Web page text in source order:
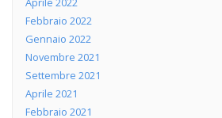
Febbraio 2022
Gennaio 2022
Novembre 2021
Settembre 2021
Aprile 2021
Febbraio 2021